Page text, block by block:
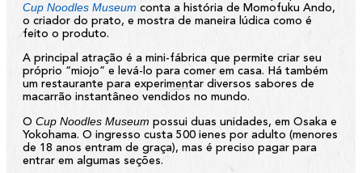
Cup Noodles Museum conta a história de Momofuku Ando,
o criador do prato, e mostra de maneira lúdica como é
feito o produto.
A principal atração é a mini-fábrica que permite criar seu
próprio “miojo” e levá-lo para comer em casa. Há também
um restaurante para experimentar diversos sabores de
macarrão instantâneo vendidos no mundo.
O Cup Noodles Museum possui duas unidades, em Osaka e
Yokohama. O ingresso custa 500 ienes por adulto (menores
de 18 anos entram de graça), mas é preciso pagar para
entrar em algumas seções.